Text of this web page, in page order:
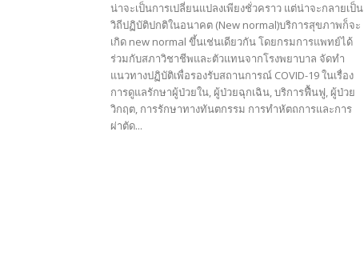
น่าจะเป็นการเปลี่ยนแปลงเพียงชั่วคราว แต่น่าจะกลายเป็น
วิถีปฏิบัติปกติในอนาคต (New normal)บริการสุขภาพก็จะ
เกิด new normal ขึ้นเช่นเดียวกัน โดยกรมการแพทย์ได้
ร่วมกับสภาวิชาชีพและตัวแทนจากโรงพยาบาล จัดทำ
แนวทางปฏิบัติเพื่อรองรับสถานการณ์ COVID-19 ในเรื่อง
การดูแลรักษาผู้ป่วยใน, ผู้ป่วยฉุกเฉิน, บริการฟื้นฟู, ผู้ป่วย
วิกฤต, การรักษาทางทันตกรรม การทำหัตถการและการ
ผ่าตัด...